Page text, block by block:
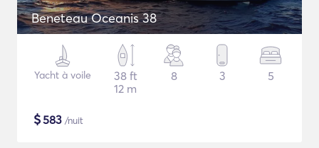
Beneteau Oceanis 38
Yacht à voile
38 ft
12 m
8 3 5
$583 /nuit